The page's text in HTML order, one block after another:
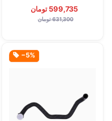
599,735 تومان
631,300 تومان
‎−5%